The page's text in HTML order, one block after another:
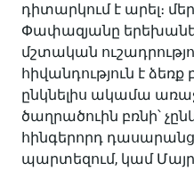
դիտարկում է արել։
Փափազյանը
մշտական
հիվանդություն է
ընկնելիս ակամա առաջ
ծաղրածուին բռնի՝
հինգերորդ
պարտեզում, կամ Մայր